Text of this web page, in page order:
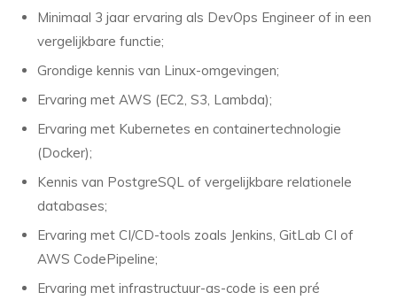
Minimaal 3 jaar ervaring als DevOps Engineer of in een
vergelijkbare functie;
Grondige kennis van Linux-omgevingen;
Ervaring met AWS (EC2, S3, Lambda);
Ervaring met Kubernetes en containertechnologie
(Docker);
Kennis van PostgreSQL of vergelijkbare relationele
databases;
Ervaring met CI/CD-tools zoals Jenkins, GitLab CI of
AWS CodePipeline;
Ervaring met infrastructuur-as-code is een pré